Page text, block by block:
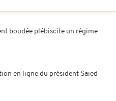
boudée plébiscite un régime
en ligne du président Saied